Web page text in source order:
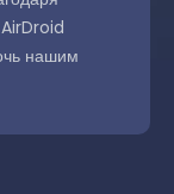
нашим